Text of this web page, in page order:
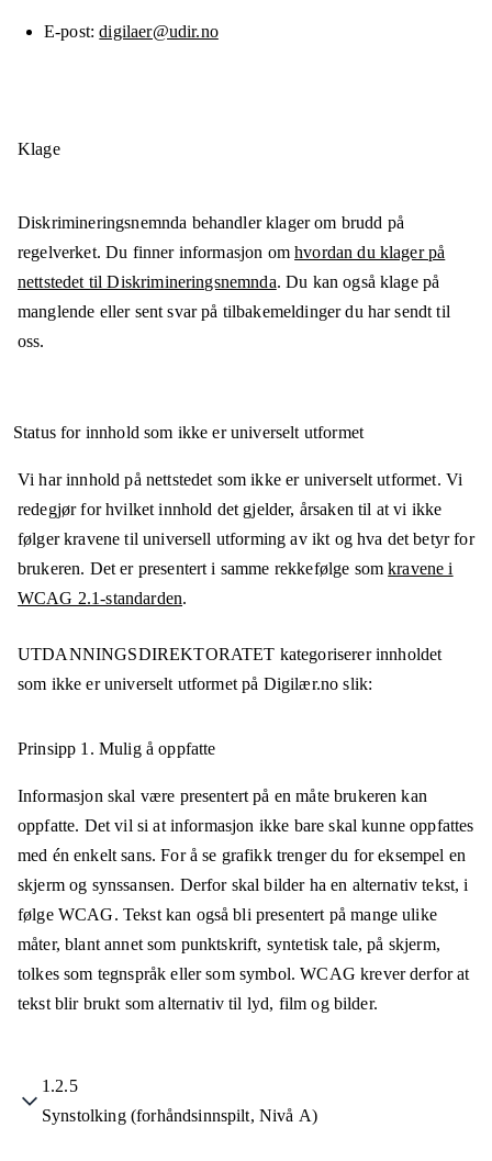
E-post digilaer@udir.no
Klage
Diskrimineringsnemnda behandler klager om brudd på
regelverket. Du finner informasjon omhvordan du klager på
nettstedet til Diskrimineringsnemnda. Du kan også klage på
manglende eller sent svar på tilbakemeldinger du har sendt til
oss.
Status for innhold som ikke er universelt utformet
Vi har innhold på nettstedet som ikke er universelt utformet. Vi
redegjør for hvilket innhold det gjelder, årsaken til at vi ikke
følger kravene til universell utforming av ikt og hva det betyr for
brukeren. Det er presentert i samme rekkefølge somkravene i
WCAG 2.1-standarden.
UTDANNINGSDIREKTORATET kategoriserer innholdet
som ikke er universelt utformet på Digilær.no slik:
Prinsipp 1. Mulig å oppfatte
Informasjon skal være presentert på en måte brukeren kan
oppfatte. Det vil si at informasjon ikke bare skal kunne oppfattes
med én enkelt sans. For å se grafikk trenger du for eksempel en
skjerm og synssansen. Derfor skal bilder ha en alternativ tekst, i
følge WCAG. Tekst kan også bli presentert på mange ulike
måter, blant annet som punktskrift, syntetisk tale, på skjerm,
tolkes som tegnspråk eller som symbol. WCAG krever derfor at
tekst blir brukt som alternativ til lyd, film og bilder.
1.2.5
Synstolking (forhåndsinnspilt, Nivå A)